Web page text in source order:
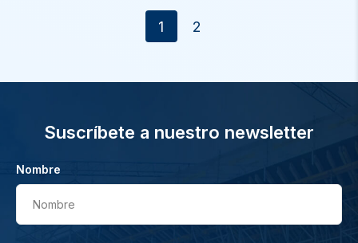
1 2
Suscríbete a nuestro newsletter
Nombre
Nombre